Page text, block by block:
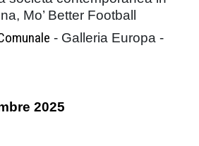
Mo’ Better Football
- Galleria Europa -
2025